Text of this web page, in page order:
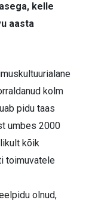
kelle
aasta
kolm
pidu taas
umbes 2000
kõik
toimuvatele
olnud,